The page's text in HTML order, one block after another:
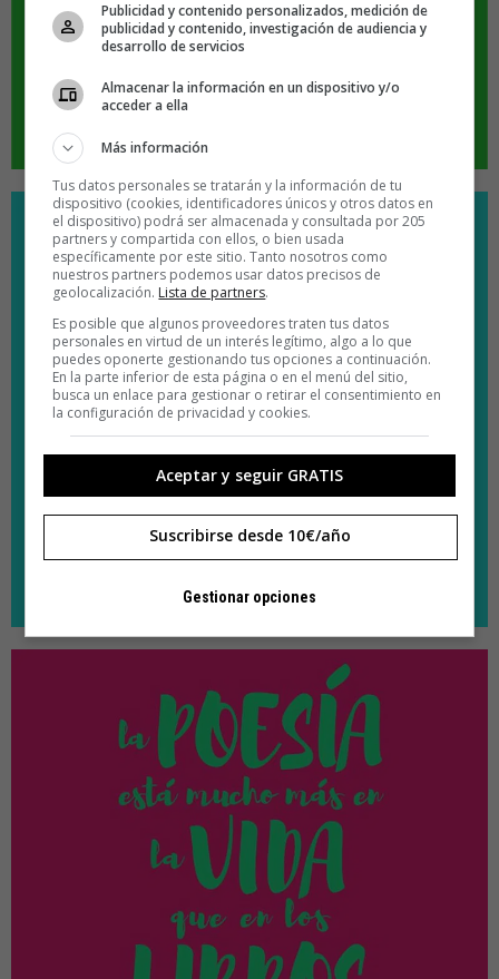
Publicidad y contenido personalizados, medición de
publicidad y contenido, investigación de audiencia y
desarrollo de servicios
Almacenar la información en un dispositivo y/o
acceder a ella
Más información
Tus datos personales se tratarán y la información de tu
dispositivo (cookies, identificadores únicos y otros datos en
el dispositivo) podrá ser almacenada y consultada por 205
partners y compartida con ellos, o bien usada
específicamente por este sitio. Tanto nosotros como
nuestros partners podemos usar datos precisos de
geolocalización. Lista de partners.
Es posible que algunos proveedores traten tus datos
personales en virtud de un interés legítimo, algo a lo que
puedes oponerte gestionando tus opciones a continuación.
En la parte inferior de esta página o en el menú del sitio,
busca un enlace para gestionar o retirar el consentimiento en
la configuración de privacidad y cookies.
Aceptar y seguir GRATIS
Suscribirse desde 10€/año
Gestionar opciones